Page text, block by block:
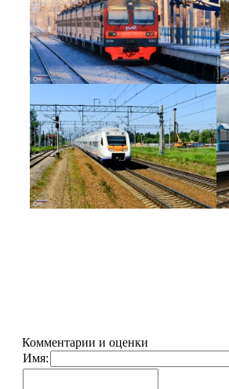
Комментарии и оценки
Имя: